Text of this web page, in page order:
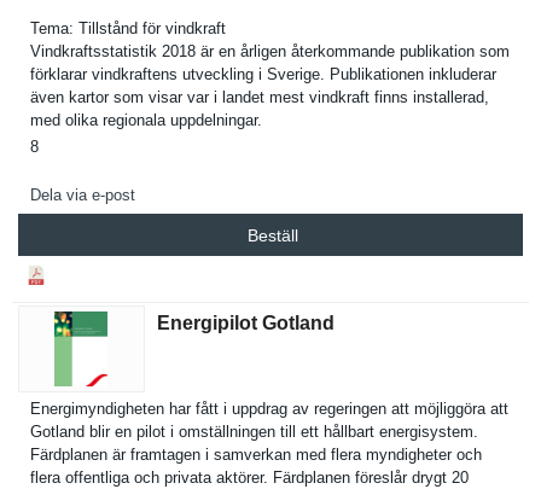
Tema: Tillstånd för vindkraft
Vindkrafts­statistik 2018 är en årligen återkomman­de publikatio­n som
förklarar vindkrafte­ns utveckling i Sverige. Publikatio­nen inkluderar
även kartor som visar var i landet mest vindkraft finns installera­d,
med olika regionala uppdelning­ar.
8
Dela via e-post
Beställ
Energipilot Gotland
Energimynd­igheten har fått i uppdrag av regeringen att möjliggöra att
Gotland blir en pilot i omställnin­gen till ett hållbart energisyst­em.
Färdplanen är framtagen i samverkan med flera myndighete­r och
flera offentliga och privata aktörer. Färdplanen föreslår drygt 20